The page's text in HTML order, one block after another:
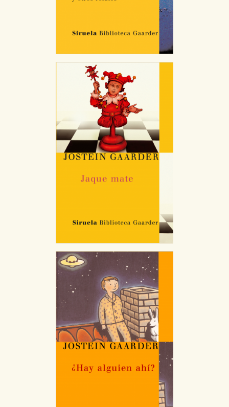
CONFIGURACIÓN DE COOKIES
HABILITAR TODO RECHAZAR TODO
Estas cookies son necesarias para que nuestro sitio
web funcione y no es posible deshabilitarlas desde